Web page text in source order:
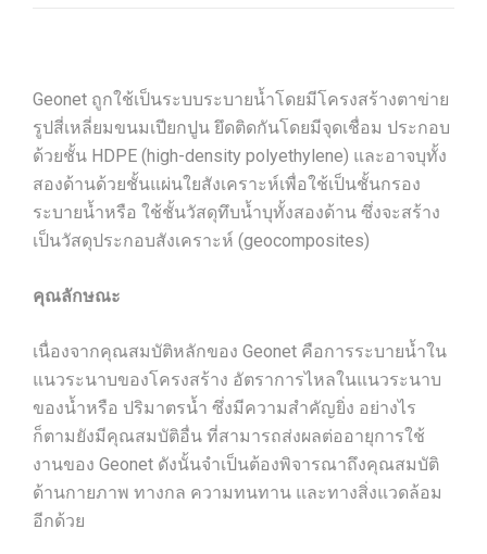
Geonet ถูกใช้เป็นระบบระบายน้ำโดยมีโครงสร้างตาข่าย
รูปสี่เหลี่ยมขนมเปียกปูน ยึดติดกันโดยมีจุดเชื่อม ประกอบ
ด้วยชั้น HDPE (high-density polyethylene) และอาจบุทั้ง
สองด้านด้วยชั้นแผ่นใยสังเคราะห์เพื่อใช้เป็นชั้นกรอง
ระบายน้ำหรือ ใช้ชั้นวัสดุทึบน้ำบุทั้งสองด้าน ซึ่งจะสร้าง
เป็นวัสดุประกอบสังเคราะห์ (geocomposites)
คุณลักษณะ
เนื่องจากคุณสมบัติหลักของ Geonet คือการระบายน้ำใน
แนวระนาบของโครงสร้าง อัตราการไหลในแนวระนาบ
ของน้ำหรือ ปริมาตรน้ำ ซึ่งมีความสำคัญยิ่ง อย่างไร
ก็ตามยังมีคุณสมบัติอื่น ที่สามารถส่งผลต่ออายุการใช้
งานของ Geonet ดังนั้นจำเป็นต้องพิจารณาถึงคุณสมบัติ
ด้านกายภาพ ทางกล ความทนทาน และทางสิ่งแวดล้อม
อีกด้วย